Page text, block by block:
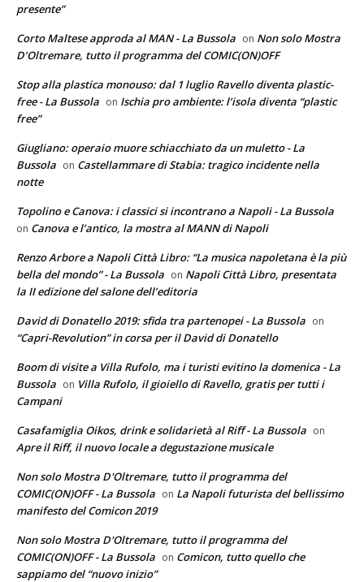
presente”
Corto Maltese approda al MAN - La Bussola on Non solo Mostra
D’Oltremare, tutto il programma del COMIC(ON)OFF
Stop alla plastica monouso: dal 1 luglio Ravello diventa plastic-
free - La Bussola on Ischia pro ambiente: l’isola diventa “plastic
free”
Giugliano: operaio muore schiacchiato da un muletto - La
Bussola on Castellammare di Stabia: tragico incidente nella
notte
Topolino e Canova: i classici si incontrano a Napoli - La Bussola
on Canova e l’antico, la mostra al MANN di Napoli
Renzo Arbore a Napoli Città Libro: “La musica napoletana è la più
bella del mondo” - La Bussola on Napoli Città Libro, presentata
la II edizione del salone dell’editoria
David di Donatello 2019: sfida tra partenopei - La Bussola on
“Capri-Revolution” in corsa per il David di Donatello
Boom di visite a Villa Rufolo, ma i turisti evitino la domenica - La
Bussola on Villa Rufolo, il gioiello di Ravello, gratis per tutti i
Campani
Casafamiglia Oikos, drink e solidarietà al Riff - La Bussola on
Apre il Riff, il nuovo locale a degustazione musicale
Non solo Mostra D'Oltremare, tutto il programma del
COMIC(ON)OFF - La Bussola on La Napoli futurista del bellissimo
manifesto del Comicon 2019
Non solo Mostra D'Oltremare, tutto il programma del
COMIC(ON)OFF - La Bussola on Comicon, tutto quello che
sappiamo del “nuovo inizio”